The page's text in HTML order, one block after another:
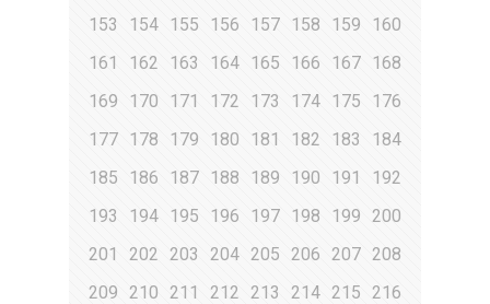
153
154 155 156 157 158 159
160
161
162 163 164 165 166 167 168
169
170 171 172 173 174 175
176
177 178 179 180 181 182 183
184
185
186 187 188 189 190 191
192
193
194 195 196 197 198 199
200
201
202 203 204 205 206 207 208
209
210 211 212 213 214 215
216